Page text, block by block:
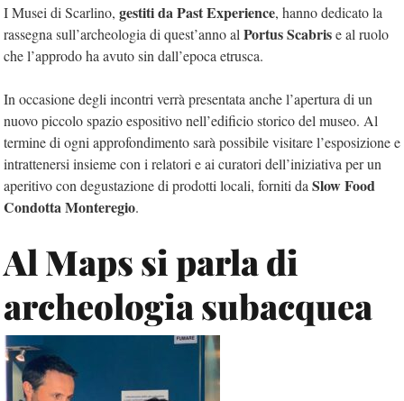
I Musei di Scarlino, gestiti da Past Experience, hanno dedicato la
rassegna sull’archeologia di quest’anno al Portus Scabrise al ruolo
che l’approdo ha avuto sin dall’epoca etrusca.
In occasione degli incontri verrà presentata anche l’apertura di un
nuovo piccolo spazio espositivo nell’edificio storico del museo. Al
termine di ogni approfondimento sarà possibile visitare l’esposizione e
intrattenersi insieme con i relatori e ai curatori dell’iniziativa per un
aperitivo con degustazione di prodotti locali, forniti da Slow Food
Condotta Monteregio.
Al Maps si parla di
archeologia subacquea